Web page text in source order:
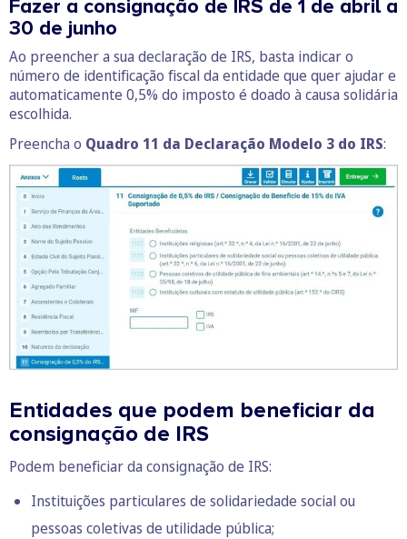
Fazer a consignação de IRS de 1 de abril a
30 de junho
Ao preencher a sua declaração de IRS, basta indicar o
número de identificação fiscal da entidade que quer ajudar e
automaticamente 0,5% do imposto é doado à causa solidária
escolhida.
Preencha o Quadro 11 da Declaração Modelo 3 do IRS:
Entidades que podem beneficiar da
consignação de IRS
Podem beneficiar da consignação de IRS:
Instituições particulares de solidariedade social ou
pessoas coletivas de utilidade pública;